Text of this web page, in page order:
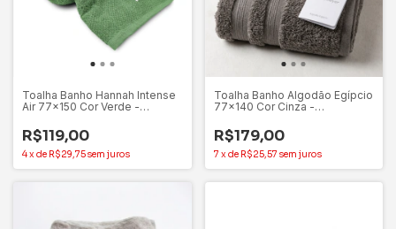
Toalha Banho Hannah Intense
Air 77x150 Cor Verde -
R$119,00
4x de R$29,75sem juros
Toalha Banho Algodão Egípcio
77x140 Cor Cinza -
R$179,00
7 x de R$25,57 sem juros